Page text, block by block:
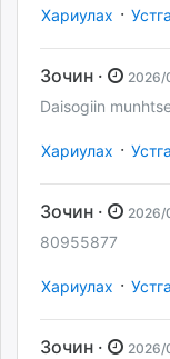
Хариулах ·
Зочин · 2026/
Daisogiin
Хариулах ·
Зочин · 2026/
80955877
Хариулах ·
Зочин · 2026/